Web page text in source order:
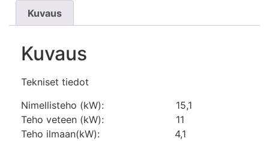
Kuvaus
Kuvaus
Tekniset tiedot
Nimellisteho (kW): 15,1
Teho veteen (kW): 11
Teho ilmaan(kW): 4,1